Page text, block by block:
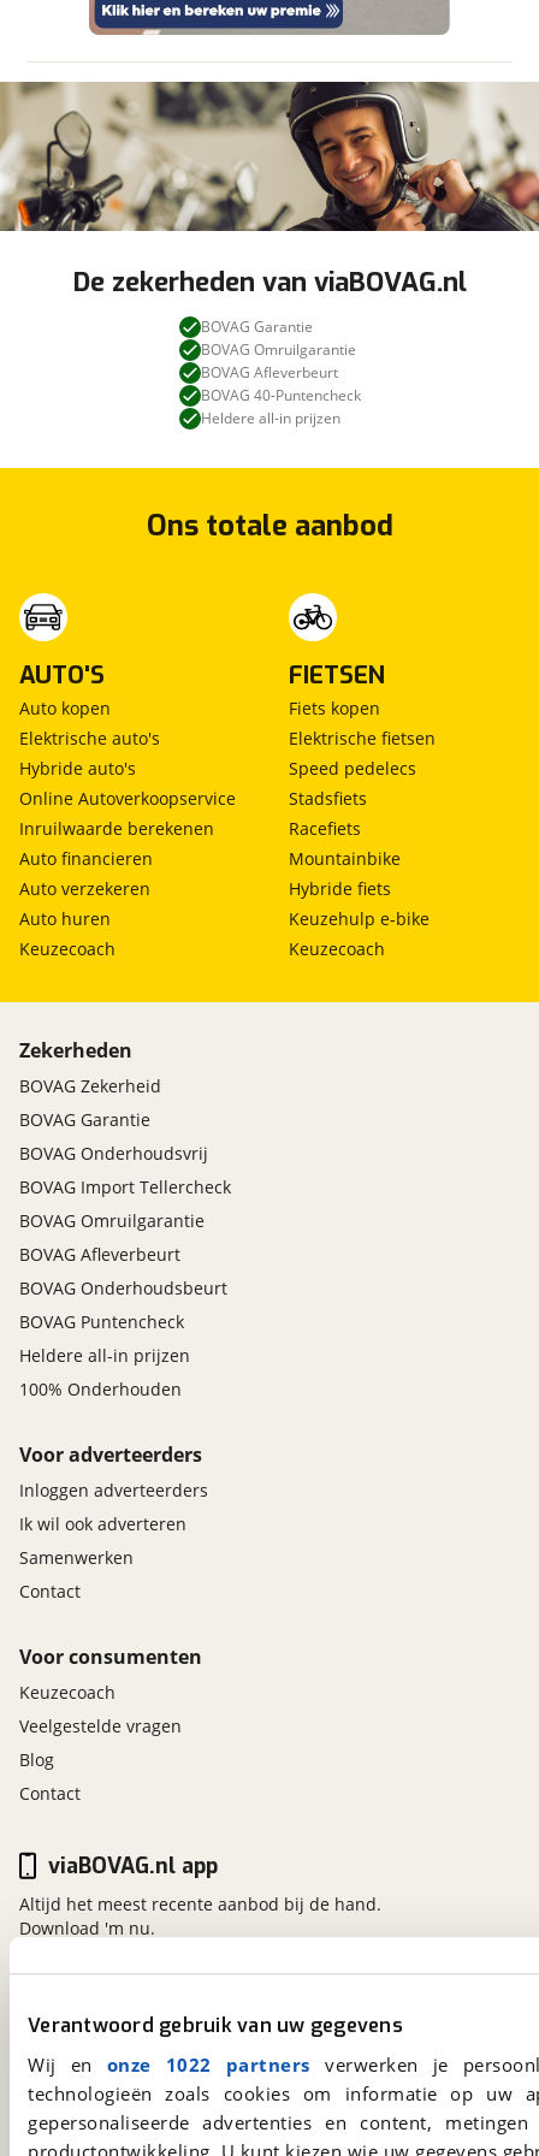
Verantwoord gebruik van uw gegevens
Wij en onze 1022 partners verwerken je
technologieën zoals cookies om informatie op
gepersonaliseerde advertenties en content,
De zekerheden van viaBOVAG.nl
BOVAG Garantie
BOVAG Omruilgarantie
BOVAG Afleverbeurt
BOVAG 40-Puntencheck
Heldere all-in prijzen
Ons totale aanbod
AUTO'S
Auto kopen
Elektrische auto's
Hybride auto's
Online Autoverkoopservice
Inruilwaarde berekenen
Auto financieren
Auto verzekeren
Auto huren
Keuzecoach
FIETSEN
Fiets kopen
Elektrische fietsen
Speed pedelecs
Stadsfiets
Racefiets
Mountainbike
Hybride fiets
Keuzehulp e-bike
Keuzecoach
Zekerheden
BOVAG Zekerheid
BOVAG Garantie
BOVAG Onderhoudsvrij
BOVAG Import Tellercheck
BOVAG Omruilgarantie
BOVAG Afleverbeurt
BOVAG Onderhoudsbeurt
BOVAG Puntencheck
Heldere all-in prijzen
100% Onderhouden
Voor adverteerders
Inloggen adverteerders
Ik wil ook adverteren
Samenwerken
Contact
Voor consumenten
Keuzecoach
Veelgestelde vragen
Blog
Contact
viaBOVAG.nl
Kosterijland15
3981 AJ
Bunnik
Een initiatief van
BOVAG
viaBOVAG.nl app
Altijd het meest recente aanbod bij de hand.
Download 'm nu.